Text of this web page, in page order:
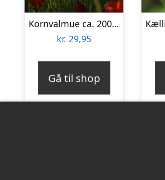
Kornvalmue ca. 2000 frø
kr. 29,95
Gå til shop